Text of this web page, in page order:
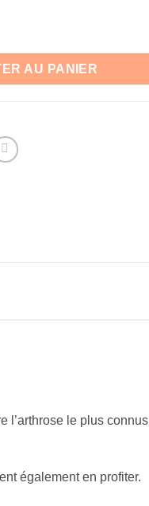
AU PANIER
l’arthrose le plus connus
également en profiter.